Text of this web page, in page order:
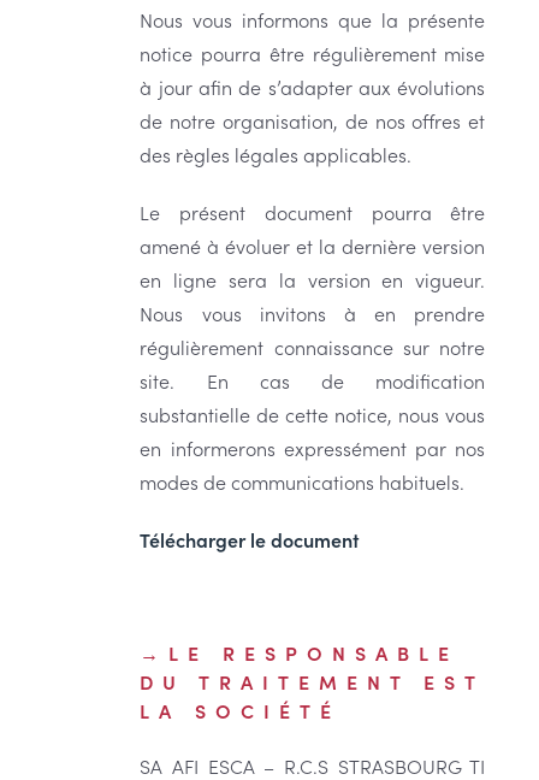
Nous vous informons que la présente
notice pourra être régulièrement mise
à jour afin de s’adapter aux évolutions
de notre organisation, de nos offres et
des règles légales applicables.
Le présent document pourra être
amené à évoluer et la dernière version
en ligne sera la version en vigueur.
Nous vous invitons à en prendre
régulièrement connaissance sur notre
site. En cas de modification
substantielle de cette notice, nous vous
en informerons expressément par nos
modes de communications habituels.
Télécharger le document
LE RESPONSABLE
DU TRAITEMENT EST
LA SOCIÉTÉ
SA AFI ESCA – R.C.S STRASBOURG TI